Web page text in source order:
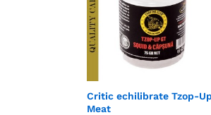
Critic echilibrate Tzop-
Meat